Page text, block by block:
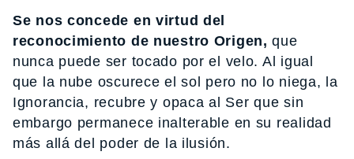
Se nos concede en virtud del
reconocimiento de nuestro Origen, que
nunca puede ser tocado por el velo. Al igual
que la nube oscurece el sol pero no lo niega, la
Ignorancia, recubre y opaca al Ser que sin
embargo permanece inalterable en su realidad
más allá del poder de la ilusión.